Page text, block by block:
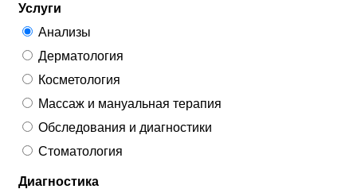
Услуги
Анализы
Дерматология
Косметология
Массаж и мануальная терапия
Обследования и диагностики
Стоматология
Диагностика